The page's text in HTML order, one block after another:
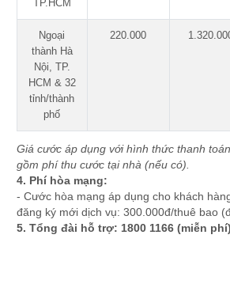
TP.HCM
Ngoại
thành Hà
Nội, TP.
HCM & 32
tỉnh/thành
phố
220.000
Giá cước áp dụng với hình thức thanh
gồm phí thu cước tại nhà (nếu có).
4. Phí hòa mạng:
- Cước hòa mạng áp dụng cho khách
đăng ký mới dịch vụ: 300.000đ/thuê bao
5. Tổng đài hỗ trợ: 1800 1166 (miễn